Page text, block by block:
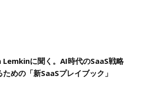
に聞く。AI時代のSaaS戦略
めの「新SaaSプレイブック」